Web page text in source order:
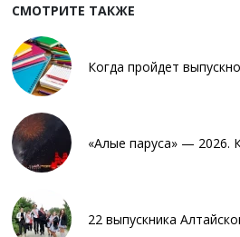
СМОТРИТЕ ТАКЖЕ
Когда пройдет
«Алые паруса» — 2026.
22 выпускника